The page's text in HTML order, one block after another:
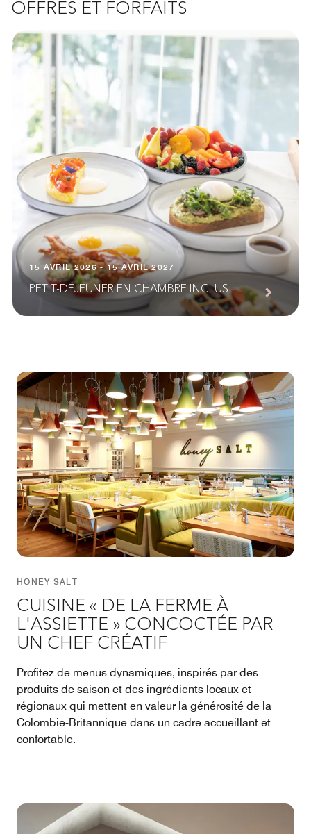
OFFRES ET FORFAITS
15 AVRIL 2026 - 15 AVRIL 2027
PETIT-DÉJEUNER EN CHAMBRE INCLUS
HONEY SALT
CUISINE « DE LA FERME À
L'ASSIETTE » CONCOCTÉE PAR
UN CHEF CRÉATIF
Profitez de menus dynamiques, inspirés par des
produits de saison et des ingrédients locaux et
régionaux qui mettent en valeur la générosité de la
Colombie-Britannique dans un cadre accueillant et
confortable.